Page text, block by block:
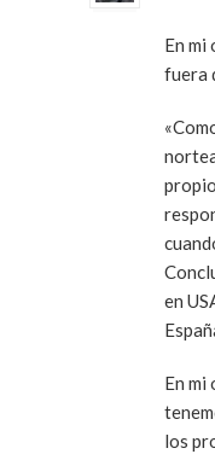
En mi
fuera
en
En mi
los